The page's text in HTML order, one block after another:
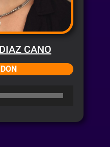
CANO